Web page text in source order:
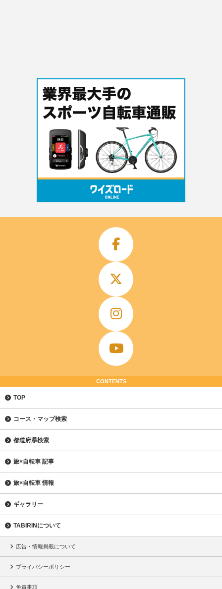
CONTENTS
TOP
コース・マップ検索
都道府県検索
旅×自転車 記事
旅×自転車 情報
ギャラリー
TABIRINについて
広告・情報掲載について
プライバシーポリシー
免責事項